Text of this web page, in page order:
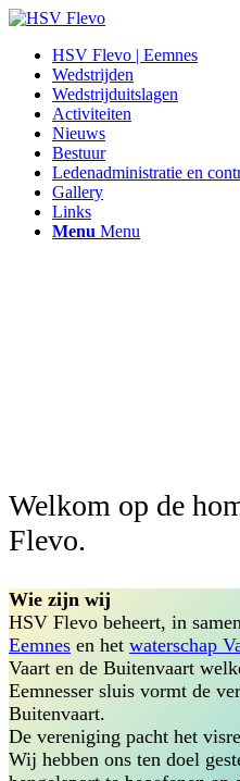
HSV Flevo | Eemnes
Wedstrijden
Wedstrijduitslagen
Activiteiten
Nieuws
Bestuur
Ledenadministratie en
Gallery
Links
Menu Menu
Welkom op de
Flevo.
Wie zijn wij
HSV Flevo beheert, in
Eemnes en het waterschap
Vaart en de Buitenvaart
Eemnesser sluis vormt de
Buitenvaart.
De vereniging pacht het
Wij hebben ons ten doel